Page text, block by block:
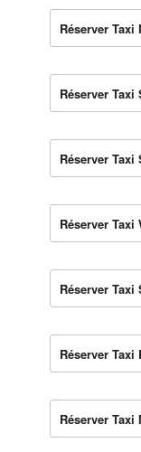
Réserver Taxi
Réserver Taxi
Réserver Taxi
Réserver Taxi
Réserver
Réserver
Réserver